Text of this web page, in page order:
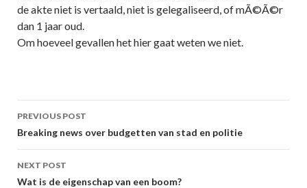
de akte niet is vertaald, niet is gelegaliseerd, of mÃ©Ã©r
dan 1 jaar oud.
Om hoeveel gevallen het hier gaat weten we niet.
Post
navigation
PREVIOUS POST
Breaking news over budgetten van stad en politie
NEXT POST
Wat is de eigenschap van een boom?